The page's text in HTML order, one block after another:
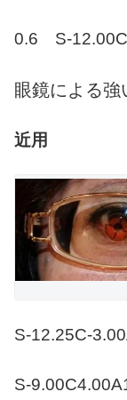
0.6 S-
眼鏡による強
近用
S-12.25C-
S-